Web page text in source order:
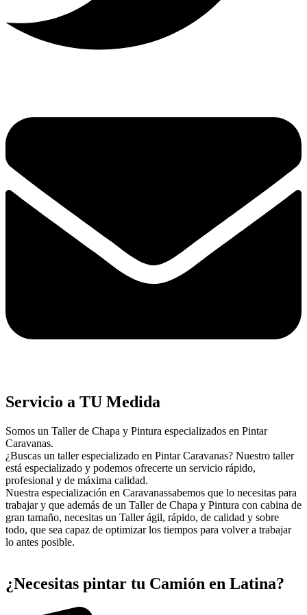
Servicio a TU Medida
Somos un Taller de Chapa y Pintura especializados en Pintar
Caravanas.
¿Buscas un taller especializado en Pintar Caravanas? Nuestro taller
está especializado y podemos ofrecerte un servicio rápido,
profesional y de máxima calidad.
Nuestra especialización en Caravanassabemos que lo necesitas para
trabajar y que además de un Taller de Chapa y Pintura con cabina de
gran tamaño, necesitas un Taller ágil, rápido, de calidad y sobre
todo, que sea capaz de optimizar los tiempos para volver a trabajar
lo antes posible.
¿Necesitas pintar tu Camión en Latina?